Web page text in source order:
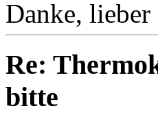
Danke,
Re:
bitte